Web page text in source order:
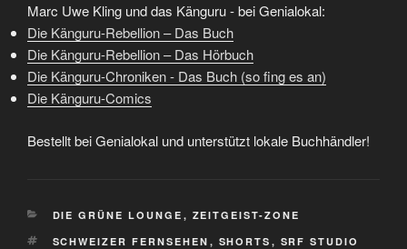
Marc Uwe Kling und das Känguru - bei Genialokal:
Die Känguru-Rebellion – Das Buch
Die Känguru-Rebellion – Das Hörbuch
Die Känguru-Chroniken - Das Buch (so fing es an)
Die Känguru-Comics
Bestellt bei Genialokal und unterstützt lokale Buchhändler!
KATEGORIEN
DIE GRÜNE LOUNGE , ZEITGEIST-ZONE
SCHLAGWÖRTER
SCHWEIZER FERNSEHEN , SHORTS , SRF STUDIO